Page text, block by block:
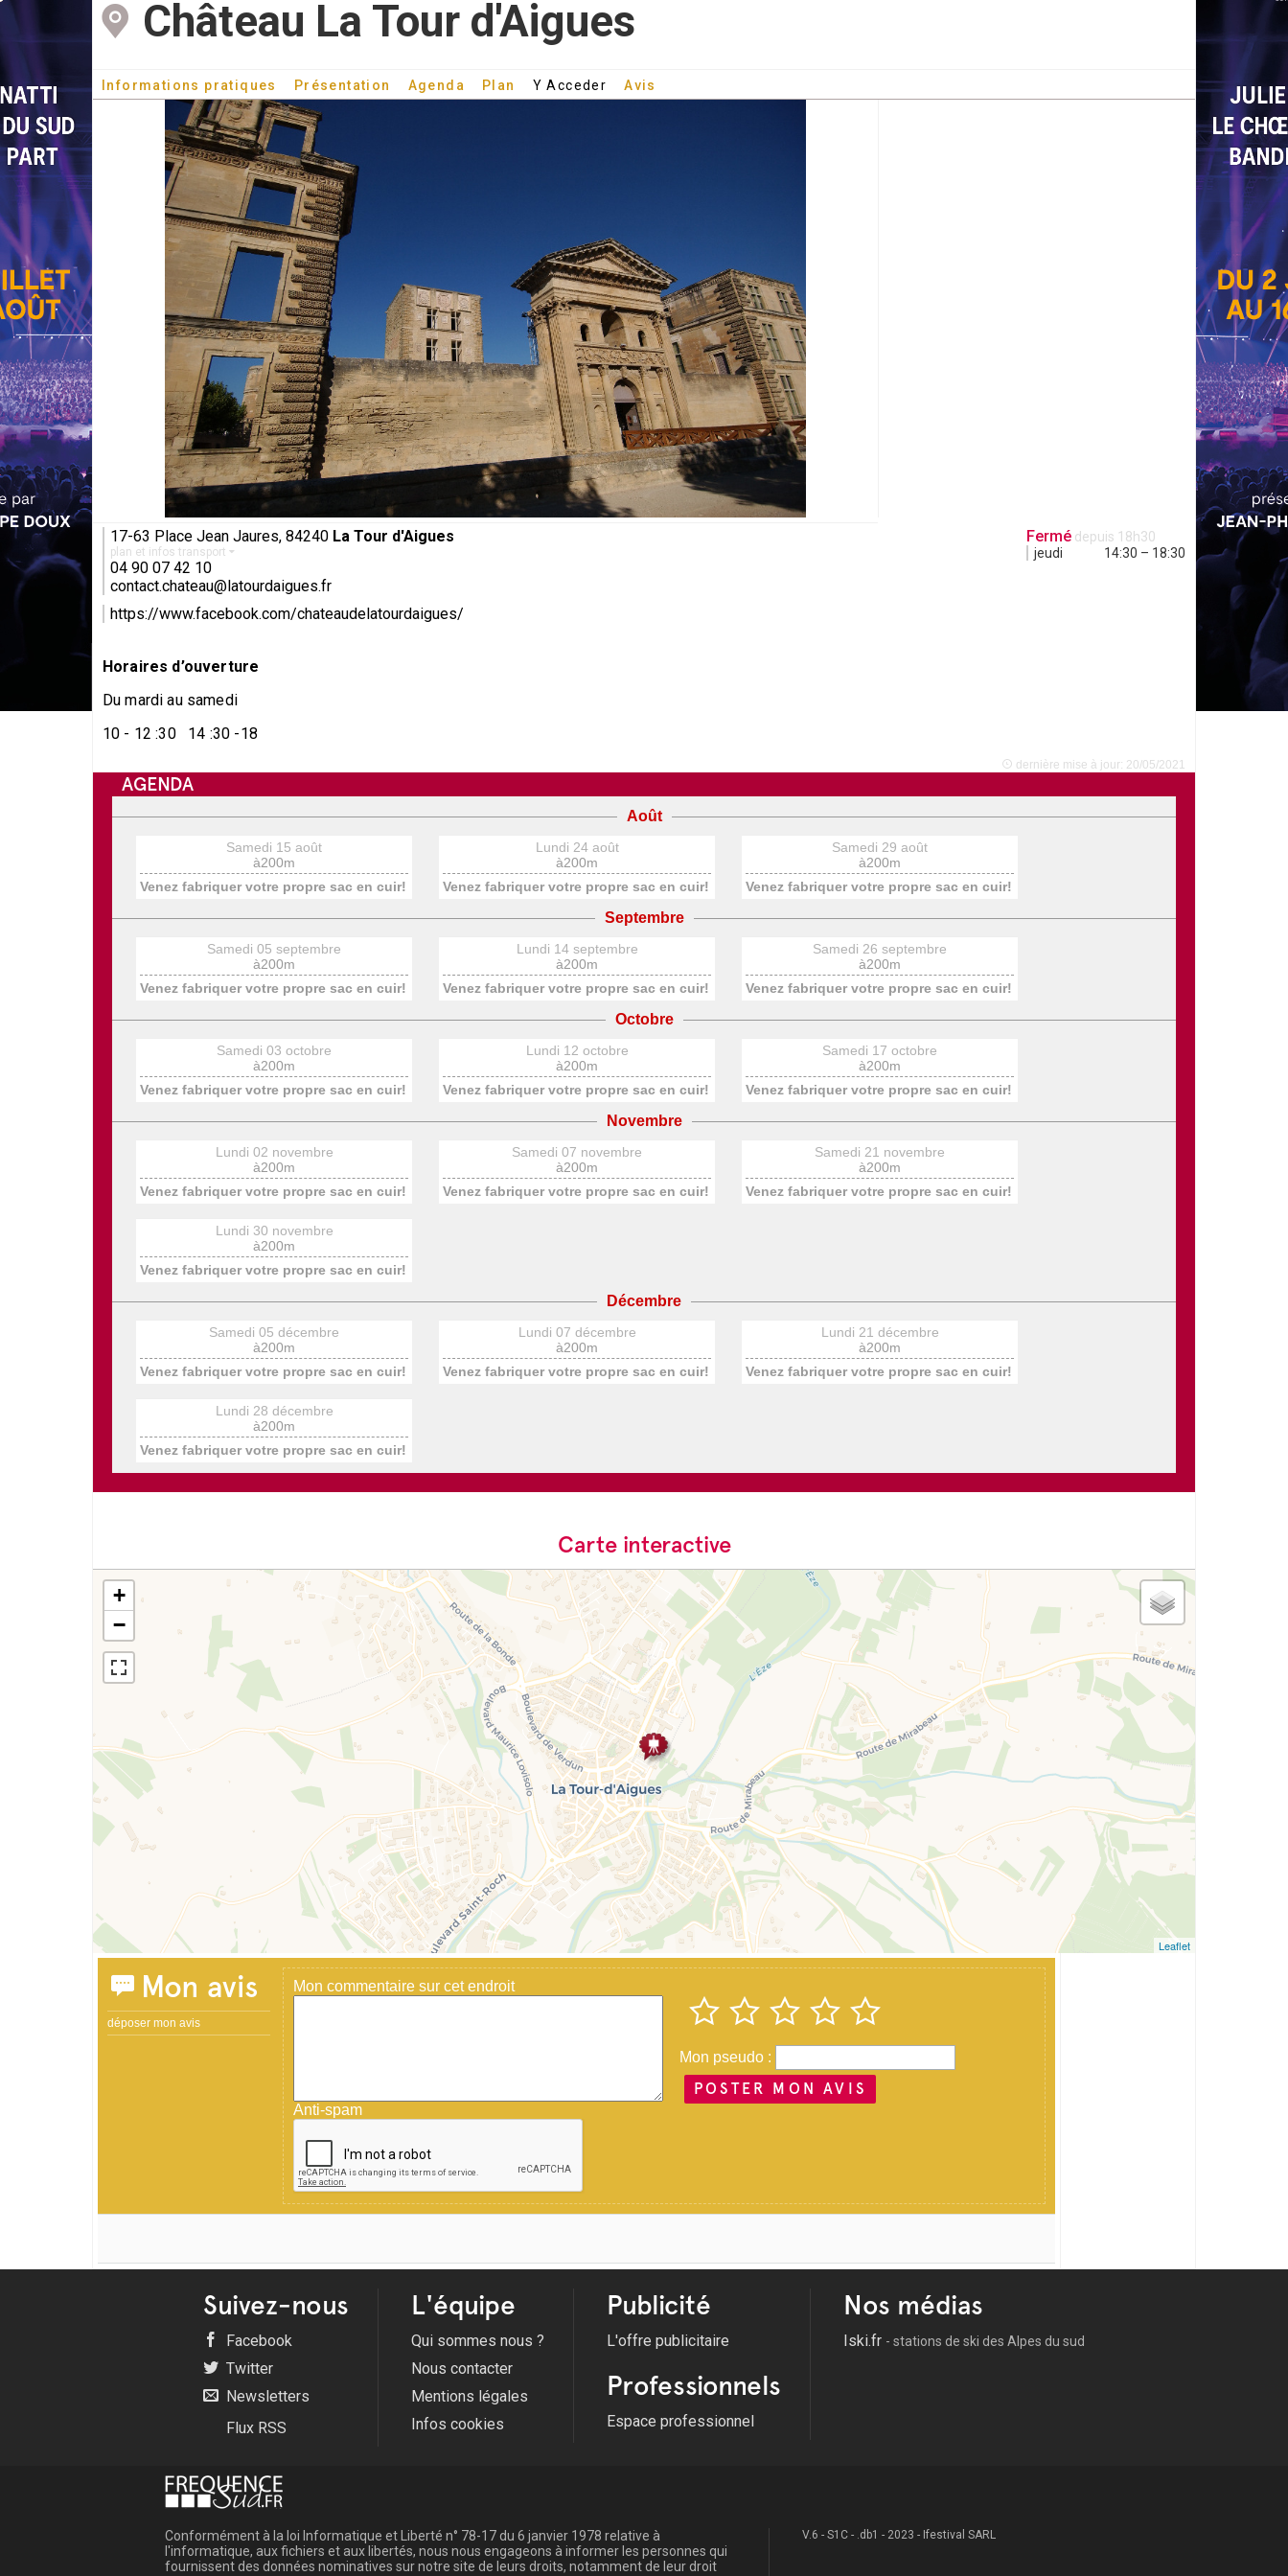
Château La Tour d'Aigues
Informations pratiques Présentation Agenda Plan Y Acceder Avis
17-63 Place Jean Jaures, 84240 La Tour d'Aigues
plan et infos transport
04 90 07 42 10
contact.chateau@latourdaigues.fr
https://www.facebook.com/chateaudelatourdaigues/
Fermé depuis 18h30
jeudi
14:30 – 18:30
Horaires d’ouverture
Du mardi au samedi
10 - 12 :30 14 :30 -18
dernière mise à jour: 20/05/2021
AGENDA
Août
Samedi 15 août
à200m
Venez fabriquer votre propre sac en cuir!
Lundi 24 août
à200m
Venez fabriquer votre propre sac en cuir!
Samedi 29 août
à200m
Venez fabriquer votre propre sac en cuir!
Septembre
Samedi 05 septembre
à200m
Venez fabriquer votre propre sac en cuir!
Lundi 14 septembre
à200m
Venez fabriquer votre propre sac en cuir!
Samedi 26 septembre
à200m
Venez fabriquer votre propre sac en cuir!
Octobre
Samedi 03 octobre
à200m
Venez fabriquer votre propre sac en cuir!
Lundi 12 octobre
à200m
Venez fabriquer votre propre sac en cuir!
Samedi 17 octobre
à200m
Venez fabriquer votre propre sac en cuir!
Novembre
Lundi 02 novembre
à200m
Venez fabriquer votre propre sac en cuir!
Samedi 07 novembre
à200m
Venez fabriquer votre propre sac en cuir!
Samedi 21 novembre
à200m
Venez fabriquer votre propre sac en cuir!
Lundi 30 novembre
à200m
Venez fabriquer votre propre sac en cuir!
Décembre
Samedi 05 décembre
à200m
Venez fabriquer votre propre sac en cuir!
Lundi 07 décembre
à200m
Venez fabriquer votre propre sac en cuir!
Lundi 21 décembre
à200m
Venez fabriquer votre propre sac en cuir!
Lundi 28 décembre
à200m
Venez fabriquer votre propre sac en cuir!
Carte interactive
+
−
Leaflet
Mon avis
déposer mon avis
Mon commentaire sur cet endroit
Anti-spam
Mon pseudo :
POSTER MON AVIS
Suivez-nous
Facebook
Twitter
Newsletters
Flux RSS
L'équipe
Qui sommes nous ?
Nous contacter
Mentions légales
Infos cookies
Publicité
L'offre publicitaire
Professionnels
Espace professionnel
Nos médias
Iski.fr - stations de ski des Alpes du sud
Conformément à la loi Informatique et Liberté n° 78-17 du 6 janvier 1978 relative à
l'informatique, aux fichiers et aux libertés, nous nous engageons à informer les personnes qui
fournissent des données nominatives sur notre site de leurs droits, notamment de leur droit
V.6 - S1C - .db1 - 2023 - Ifestival SARL